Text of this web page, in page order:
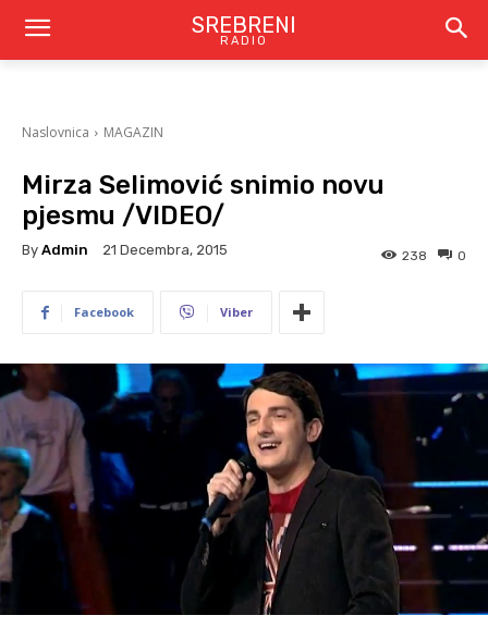
SREBRENI
RADIO
Naslovnica MAGAZIN
Mirza Selimović snimio novu
pjesmu /VIDEO/
By Admin 21 Decembra, 2015 0
238
Facebook Viber